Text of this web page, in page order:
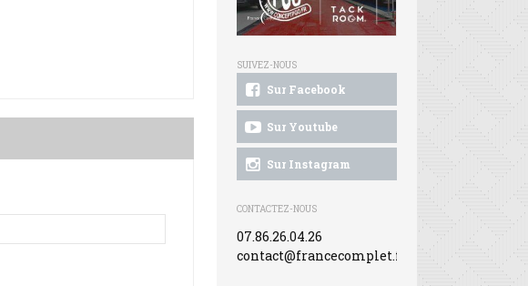
SUIVEZ-NOUS
Sur Facebook
Sur Youtube
Sur Instagram
CONTACTEZ-NOUS
07.86.26.04.26
contact@francecomplet.fr